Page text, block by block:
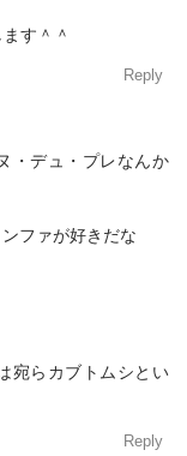
す＾＾
Reply
・デュ・プレなんか
ファが好きだな
宛らカブトムシとい
Reply